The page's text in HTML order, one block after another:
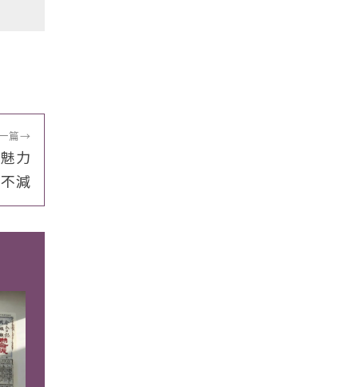
篇→
力
不減